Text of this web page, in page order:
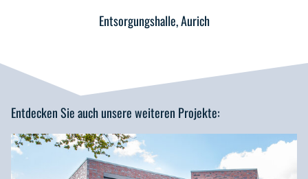
Entsorgungshalle, Aurich
Entdecken Sie auch unsere weiteren Projekte: